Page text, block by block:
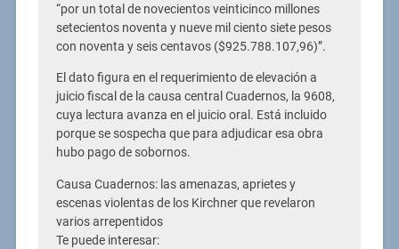
“por un total de novecientos veinticinco millones
setecientos noventa y nueve mil ciento siete pesos
con noventa y seis centavos ($925.788.107,96)”.
El dato figura en el requerimiento de elevación a
juicio fiscal de la causa central Cuadernos, la 9608,
cuya lectura avanza en el juicio oral. Está incluido
porque se sospecha que para adjudicar esa obra
hubo pago de sobornos.
Causa Cuadernos: las amenazas, aprietes y
escenas violentas de los Kirchner que revelaron
varios arrepentidos
Te puede interesar: